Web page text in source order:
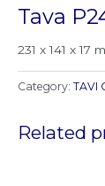
Tava
231 x 141 x 17
Category: TAVI
Related